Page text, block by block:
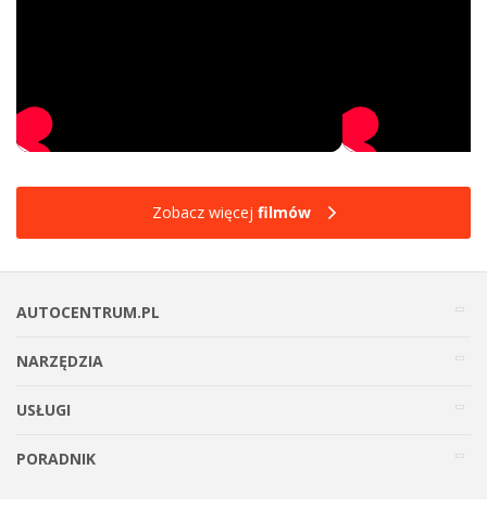
Zobacz więcej filmów
AUTOCENTRUM.PL
NARZĘDZIA
USŁUGI
PORADNIK